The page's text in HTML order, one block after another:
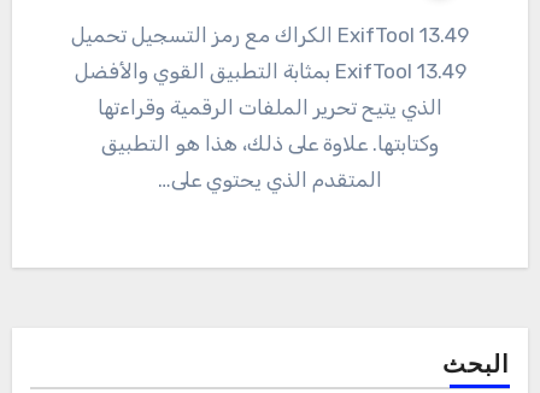
ExifTool 13.49 الكراك مع رمز التسجيل تحميل
13.49 ExifTool بمثابة التطبيق القوي والأفضل
الذي يتيح تحرير الملفات الرقمية وقراءتها
وكتابتها. علاوة على ذلك، هذا هو التطبيق
المتقدم الذي يحتوي على…
البحث